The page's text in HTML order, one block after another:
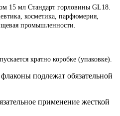
15 мл Стандарт горловины GL18.
косметика, парфюмерия,
промышленности.
кратно коробке (упаковке).
подлежат обязательной
применение жесткой